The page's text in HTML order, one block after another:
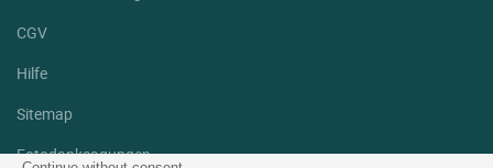
CGV
Hilfe
Sitemap
Fotodanksagungen